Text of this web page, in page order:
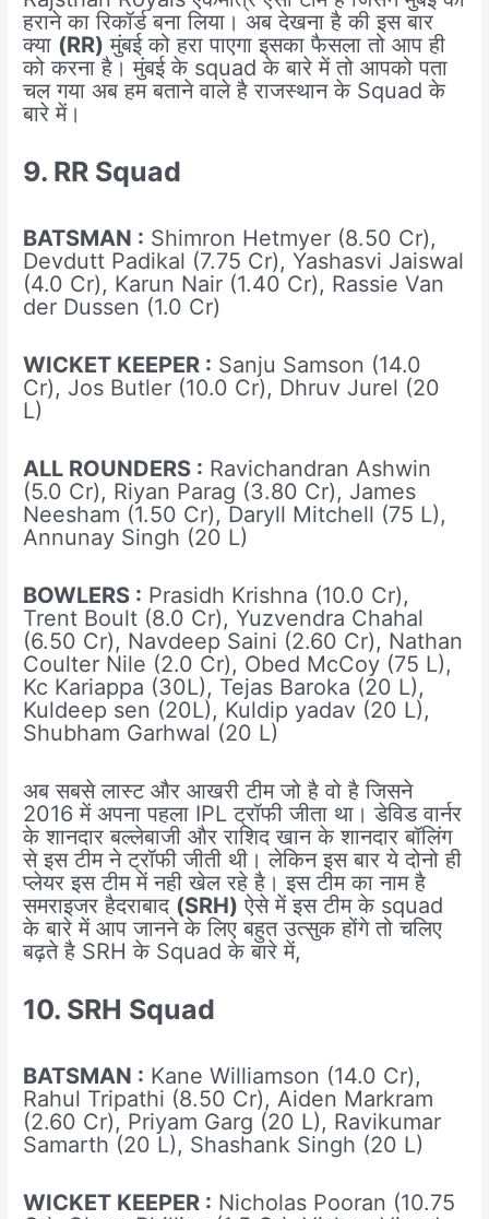
हराने का रिकॉर्ड बना लिया। अब देखना है की इस बार
क्या (RR) मुंबई को हरा पाएगा इसका फैसला तो आप ही
को करना है। मुंबई के squad के बारे में तो आपको पता
चल गया अब हम बताने वाले है राजस्थान के Squad के
बारे में।
9. RR Squad
BATSMAN : Shimron Hetmyer (8.50 Cr),
Devdutt Padikal (7.75 Cr), Yashasvi Jaiswal
(4.0 Cr), Karun Nair (1.40 Cr), Rassie Van
der Dussen (1.0 Cr)
WICKET KEEPER : Sanju Samson (14.0
Cr), Jos Butler (10.0 Cr), Dhruv Jurel (20
L)
ALL ROUNDERS : Ravichandran Ashwin
(5.0 Cr), Riyan Parag (3.80 Cr), James
Neesham (1.50 Cr), Daryll Mitchell (75 L),
Annunay Singh (20 L)
BOWLERS : Prasidh Krishna (10.0 Cr),
Trent Boult (8.0 Cr), Yuzvendra Chahal
(6.50 Cr), Navdeep Saini (2.60 Cr), Nathan
Coulter Nile (2.0 Cr), Obed McCoy (75 L),
Kc Kariappa (30L), Tejas Baroka (20 L),
Kuldeep sen (20L), Kuldip yadav (20 L),
Shubham Garhwal (20 L)
अब सबसे लास्ट और आखरी टीम जो है वो है जिसने
2016 में अपना पहला IPL ट्रॉफी जीता था। डेविड वार्नर
के शानदार बल्लेबाजी और राशिद खान के शानदार बॉलिंग
से इस टीम ने ट्रॉफी जीती थी। लेकिन इस बार ये दोनो ही
प्लेयर इस टीम में नही खेल रहे है। इस टीम का नाम है
समराइजर हैदराबाद (SRH) ऐसे में इस टीम के squad
के बारे में आप जानने के लिए बहुत उत्सुक होंगे तो चलिए
बढ़ते है SRH के Squad के बारे में,
10. SRH Squad
BATSMAN : Kane Williamson (14.0 Cr),
Rahul Tripathi (8.50 Cr), Aiden Markram
(2.60 Cr), Priyam Garg (20 L), Ravikumar
Samarth (20 L), Shashank Singh (20 L)
WICKET KEEPER : Nicholas Pooran (10.75